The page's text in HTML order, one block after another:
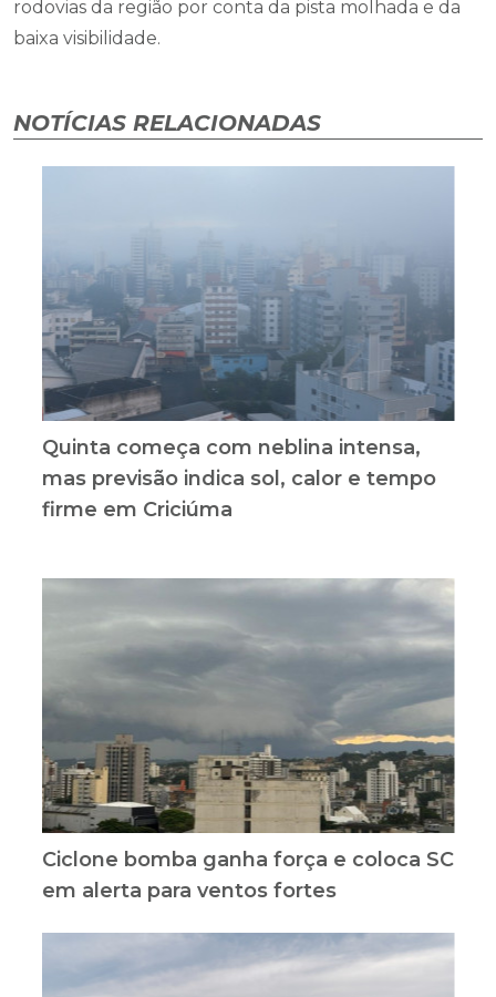
rodovias da região por conta da pista molhada e da
baixa visibilidade.
NOTÍCIAS RELACIONADAS
Quinta começa com neblina intensa,
mas previsão indica sol, calor e tempo
firme em Criciúma
Ciclone bomba ganha força e coloca SC
em alerta para ventos fortes